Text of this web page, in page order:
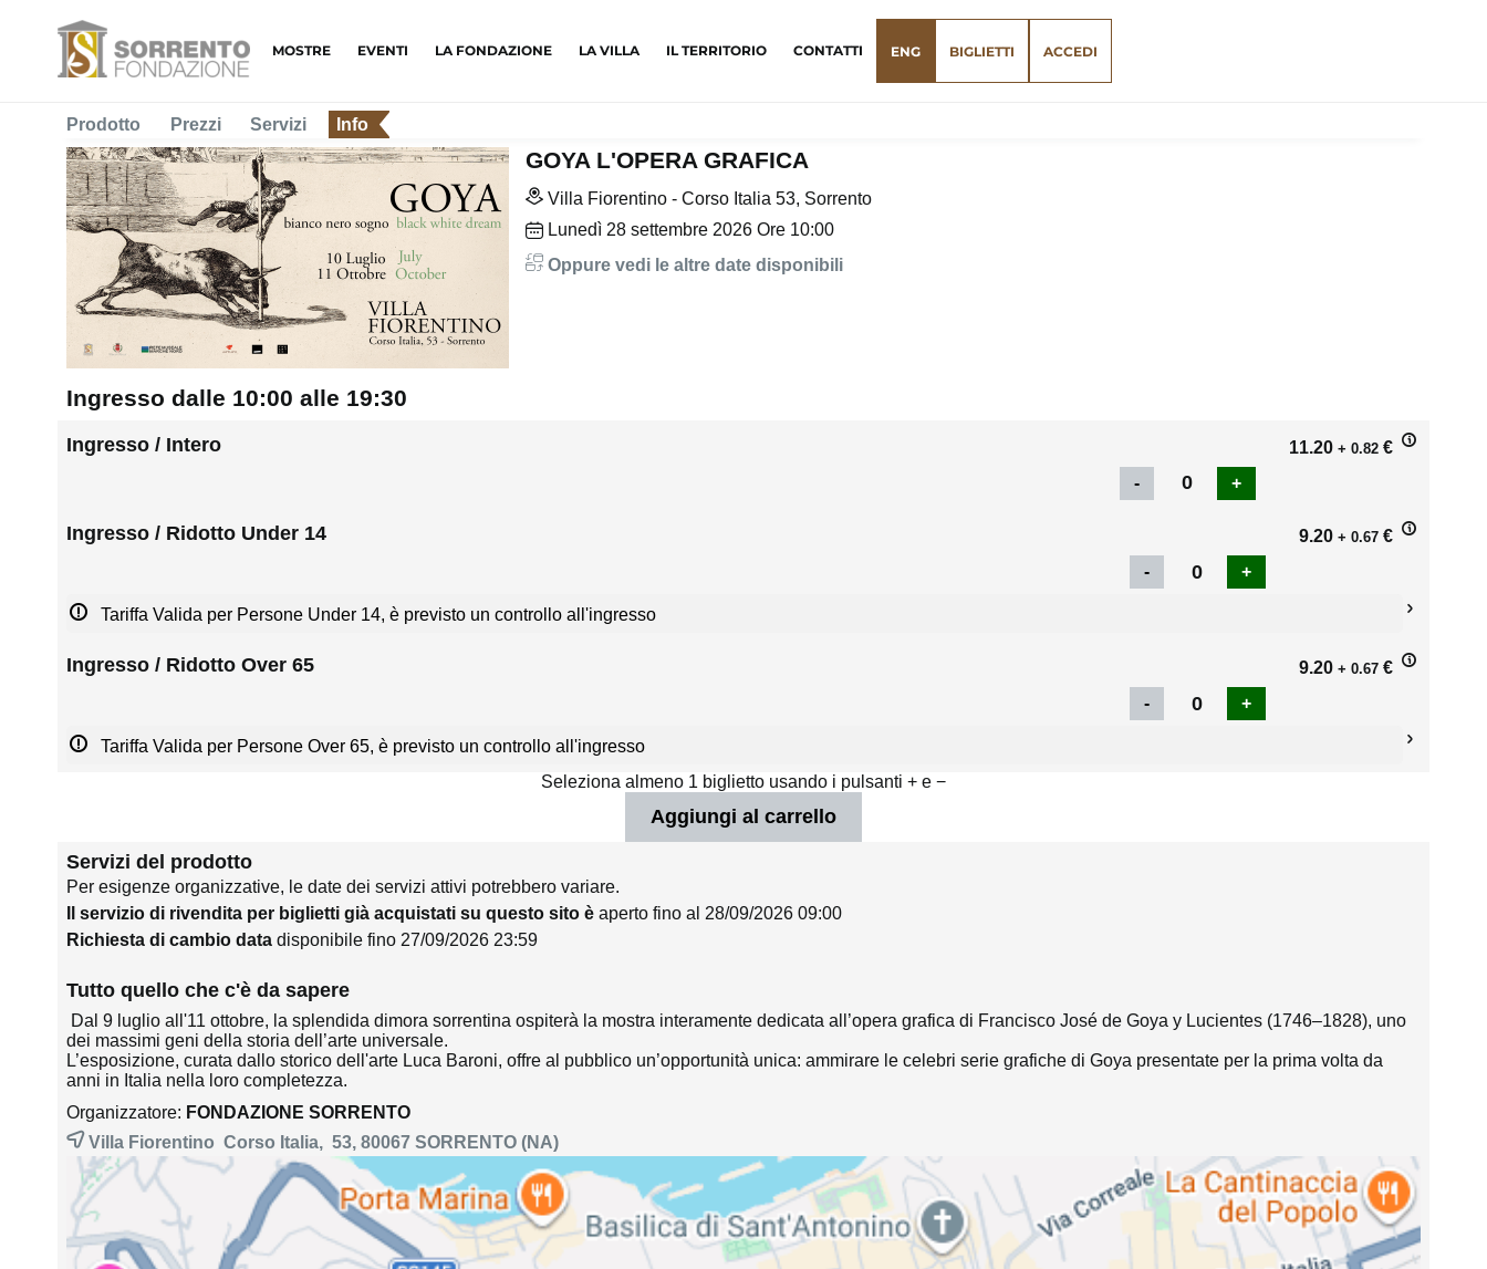
MOSTRE EVENTI LA FONDAZIONE LA VILLA IL TERRITORIO CONTATTI ENG BIGLIETTI ACCEDI
Prodotto Prezzi Servizi Info
GOYA L'OPERA GRAFICA
Villa Fiorentino - Corso Italia 53, Sorrento
Lunedì 28 settembre 2026 Ore 10:00
Oppure vedi le altre date disponibili
Ingresso dalle 10:00 alle 19:30
Ingresso / Intero 11.20 + 0.82 €
Ingresso / Ridotto Under 14 9.20 + 0.67 €
Tariffa Valida per Persone Under 14, è previsto un controllo all'ingresso
Ingresso / Ridotto Over 65 9.20 + 0.67 €
Tariffa Valida per Persone Over 65, è previsto un controllo all'ingresso
Seleziona almeno 1 biglietto usando i pulsanti + e −
Servizi del prodotto
Per esigenze organizzative, le date dei servizi attivi potrebbero variare.
Il servizio di rivendita per biglietti già acquistati su questo sito è aperto fino al 28/09/2026 09:00
Richiesta di cambio data disponibile fino 27/09/2026 23:59
Tutto quello che c'è da sapere
Dal 9 luglio all'11 ottobre, la splendida dimora sorrentina ospiterà la mostra interamente dedicata all’opera grafica di Francisco José de Goya y Lucientes (1746–1828), uno
dei massimi geni della storia dell’arte universale.
L’esposizione, curata dallo storico dell'arte Luca Baroni, offre al pubblico un’opportunità unica: ammirare le celebri serie grafiche di Goya presentate per la prima volta da
anni in Italia nella loro completezza.
Organizzatore: FONDAZIONE SORRENTO
Villa Fiorentino Corso Italia, 53, 80067 SORRENTO(NA)